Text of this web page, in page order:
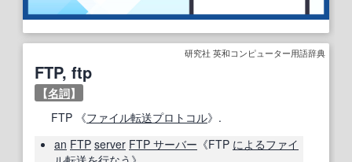
研究社 英和コンピューター用語辞典
FTP, ftp
【名詞】
FTP 《ファイル転送プロトコル》.
an FTP server FTP サーバー 《FTP によるファイ